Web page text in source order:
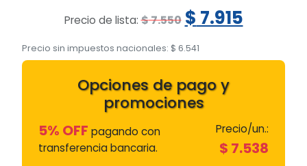
Precio de lista:$7.550 El
precio
original
era:
$ 7.550.
$ 7.915El
actual
$ 7.915.
Precio sin impuestos nacionales: $ 6.541
Opciones de pago y
promociones
5% OFF pagando con
transferencia bancaria.
Precio/un.:
$ 7.538